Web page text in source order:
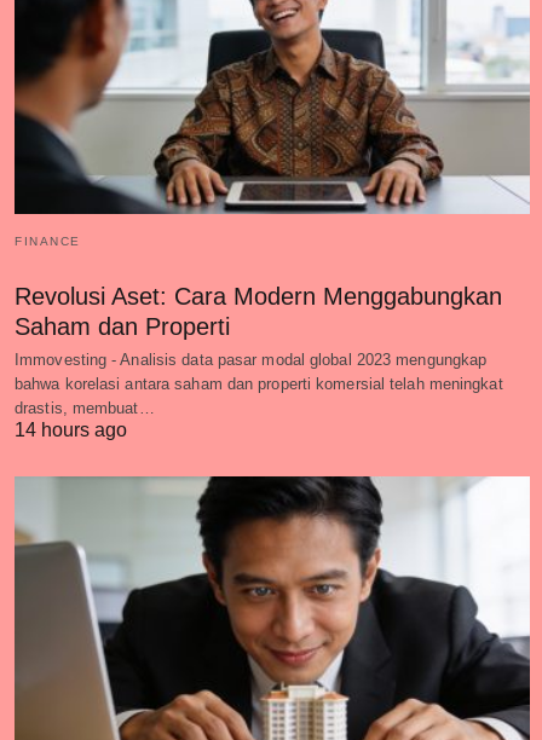
FINANCE
Revolusi Aset: Cara Modern Menggabungkan
Saham dan Properti
Immovesting - Analisis data pasar modal global 2023 mengungkap
bahwa korelasi antara saham dan properti komersial telah meningkat
drastis, membuat…
14 hours ago